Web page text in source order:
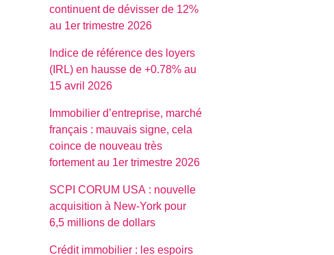
continuent de dévisser de 12%
au 1er trimestre 2026
Indice de référence des loyers
(IRL) en hausse de +0.78% au
15 avril 2026
Immobilier d’entreprise, marché
français : mauvais signe, cela
coince de nouveau très
fortement au 1er trimestre 2026
SCPI CORUM USA : nouvelle
acquisition à New-York pour
6,5 millions de dollars
Crédit immobilier : les espoirs